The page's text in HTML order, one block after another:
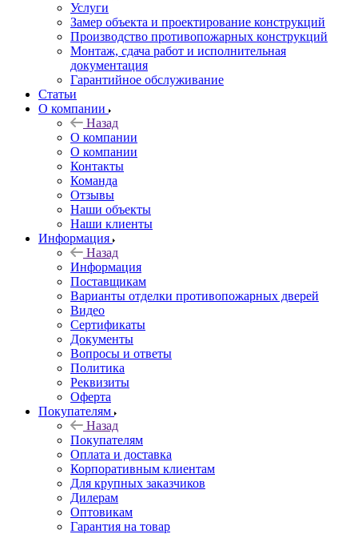
Услуги
Замер объекта и проектирование конструкций
Производство противопожарных конструкций
Монтаж, сдача работ и исполнительная
документация
Гарантийное обслуживание
Статьи
О компании
Назад
О компании
О компании
Контакты
Команда
Отзывы
Наши объекты
Наши клиенты
Информация
Назад
Информация
Поставщикам
Варианты отделки противопожарных дверей
Видео
Сертификаты
Документы
Вопросы и ответы
Политика
Реквизиты
Оферта
Покупателям
Назад
Покупателям
Оплата и доставка
Корпоративным клиентам
Для крупных заказчиков
Дилерам
Оптовикам
Гарантия на товар